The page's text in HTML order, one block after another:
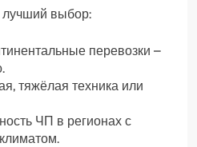
лучший выбор:
перевозки –
тяжёлая техника или
ЧП в регионах с